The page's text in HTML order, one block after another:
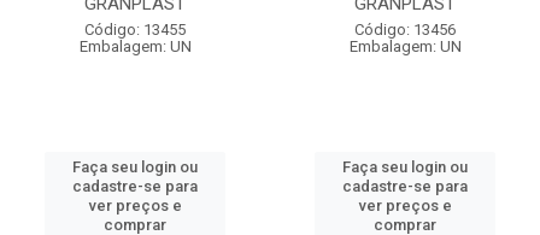
Código: 13455
Embalagem: UN
Faça seu login ou
cadastre-se para
ver preços e
comprar
Código: 13456
Embalagem: UN
Faça seu login ou
cadastre-se para
ver preços e
comprar